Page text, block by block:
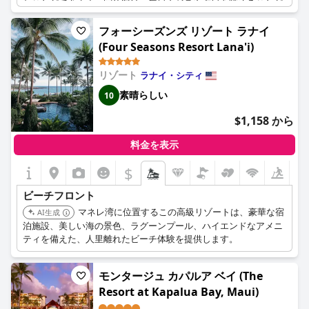
むことができます。宿泊客は、毎日クジラや夕日を眺めることが
できる素晴らしい機会について絶賛しており、それが魔法のよう
なハワイ体験をさらに高めています。ビーチやプールエリアの周
りのラウンジャーの数に限りがあるかもしれませんが、ビーチに
近いことがそれを補っています。また、シュノーケリングやサー
フボードなどには追加料金がかかる場合がありますが、豊富なア
クティビティが用意されています。全体的に、ホテルがビーチに
近いこと、そしてそれがもたらすリラックス感は、マウイ旅行に
付加価値を与えます。
フォーシーズンズ リゾート ラナイ
(Four Seasons Resort Lana'i)
リゾート ラナイ・シティ
10 素晴らしい
$1,158 から
料金を表示
$
ビーチフロント
AI生成
マネレ湾に位置するこの高級リゾートは、豪華な宿
泊施設、美しい海の景色、ラグーンプール、ハイエンドなアメニ
ティを備えた、人里離れたビーチ体験を提供します。
モンタージュ カパルア ベイ (The
Resort at Kapalua Bay, Maui)